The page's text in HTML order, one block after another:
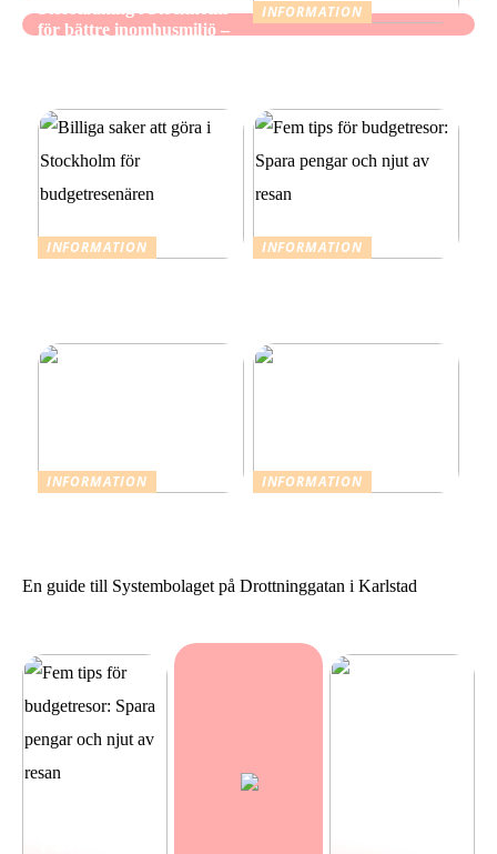
för bättre inomhusmiljö –
INFORMATION
INFORMATION
INFORMATION
INFORMATION
INFORMATION
En guide till Systembolaget på Drottninggatan i Karlstad